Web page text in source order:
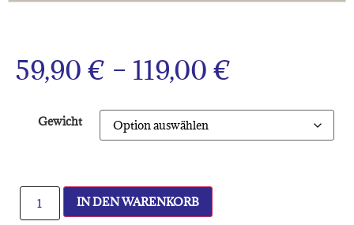
59,90 € – 119,00 €
Gewicht
IN DEN WARENKORB